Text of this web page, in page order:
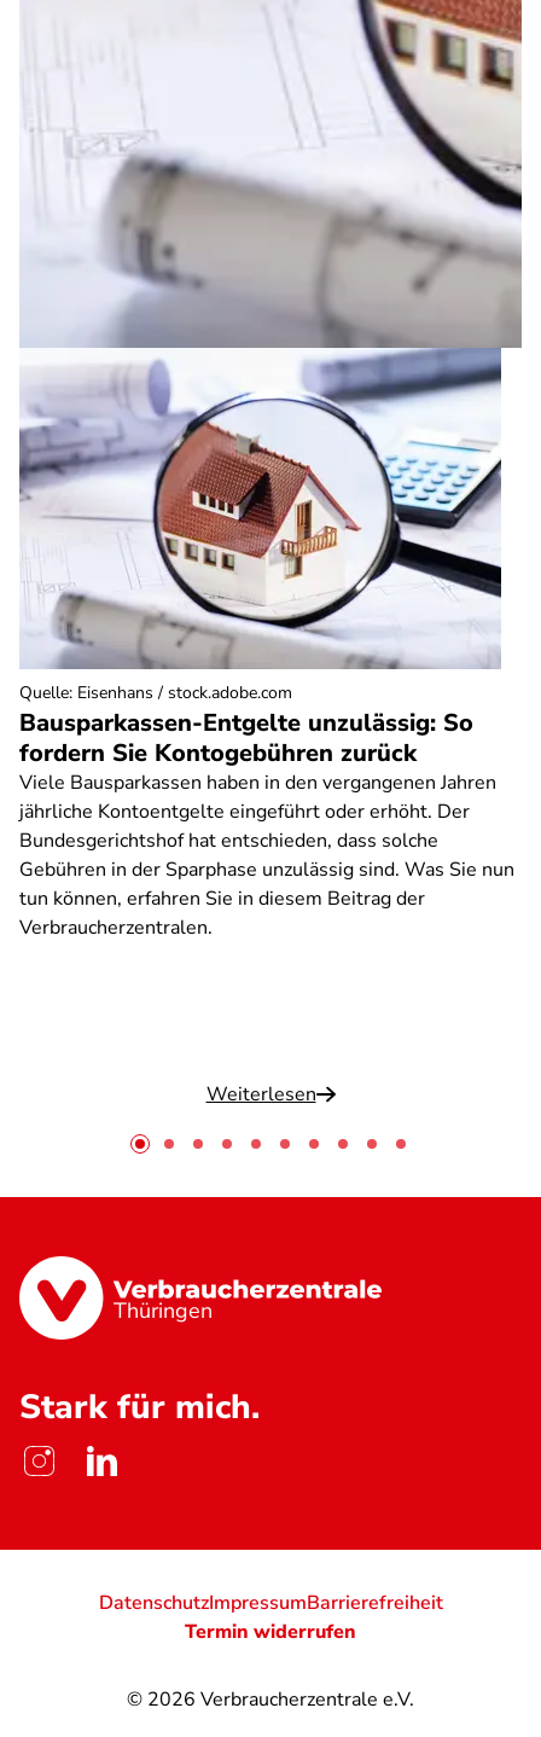
Bausparkassen-Entgelte unzulässig: So
fordern Sie Kontogebühren zurück
Viele Bausparkassen haben in den vergangenen Jahren
jährliche Kontoentgelte eingeführt oder erhöht. Der
Bundesgerichtshof hat entschieden, dass solche
Gebühren in der Sparphase unzulässig sind. Was Sie nun
tun können, erfahren Sie in diesem Beitrag der
Verbraucherzentralen.
Weiterlesen
Quelle: Eisenhans / stock.adobe.com
Thüringen
Stark für mich.
© 2026 Verbraucherzentrale e.V.
DatenschutzImpressumBarrierefreiheit
Termin widerrufen